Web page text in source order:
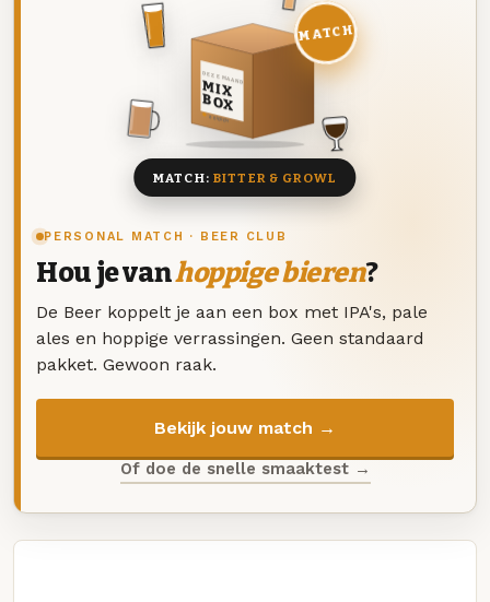
PERSONAL MATCH · BEER CLUB
Hou je vanhoppige bieren?
De Beer koppelt je aan een box met IPA's, pale
ales en hoppige verrassingen. Geen standaard
pakket. Gewoon raak.
Bekijk jouw match →
Of doe de snelle smaaktest →
DEZE MAAND
MIX
BOX
8 BIEREN
MATCH
MATCH: BITTER & GROWL